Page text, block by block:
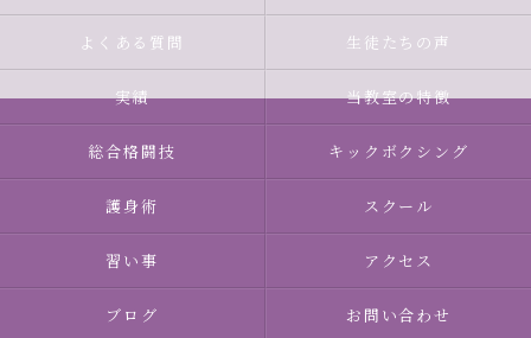
よくある質問 生徒たちの声
実績 当教室の特徴
総合格闘技 キックボクシング
護身術 スクール
習い事 アクセス
ブログ お問い合わせ